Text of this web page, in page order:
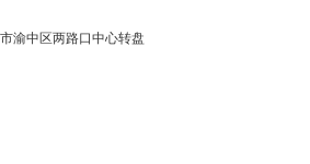
渝中区两路口中心转盘